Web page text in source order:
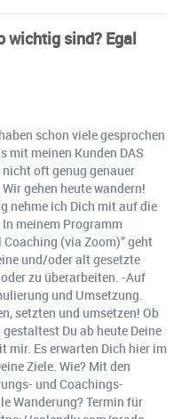
wichtig sind? Egal
schon viele gesprochen
mit meinen Kunden DAS
oft genug genauer
gehen heute wandern!
nehme ich Dich mit auf die
meinem Programm
(via Zoom)” geht
und/oder alt gesetzte
zu überarbeiten. -Auf
und Umsetzung.
setzten und umsetzen! Ob
Du ab heute Deine
Es erwarten Dich hier im
Ziele. Wie? Mit den
und Coachings-
Wanderung? Termin für